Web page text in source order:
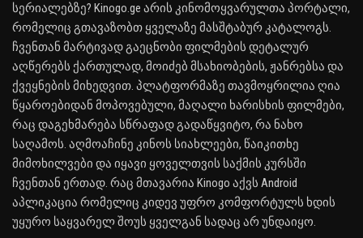
სერიალებზე? Kinogo.ge არის კინომოყვარულთა პორტალი,
რომელიც გთავაზობთ ყველაზე მასშტაბურ კატალოგს.
ჩვენთან მარტივად გაეცნობი ფილმების დეტალურ
აღწერებს ქართულად, მოიძებ მსახიობების, ჟანრებსა და
ქვეყნების მიხედვით. პლატფორმაზე თავმოყრილია ღია
წყაროებიდან მოპოვებული, მაღალი ხარისხის ფილმები,
რაც დაგეხმარება სწრაფად გადაწყვიტო, რა ნახო
საღამოს. აღმოაჩინე კინოს სიახლეები, წაიკითხე
მიმოხილვები და იყავი ყოველთვის საქმის კურსში
ჩვენთან ერთად. რაც მთავარია Kinogo აქვს Android
აპლიკაცია რომელიც კიდევ უფრო კომფორტულს ხდის
უყურო საყვარელ შოუს ყველგან სადაც არ უნდაიყო.